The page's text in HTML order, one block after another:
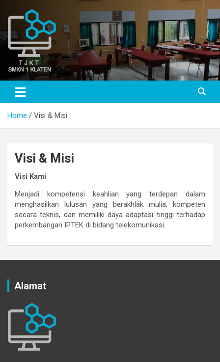
TJKT SMKN 1 KLATEN
TJKT SMKN 1 KLATEN
Home Visi & Misi
Visi & Misi
Visi Kami
Menjadi kompetensi keahlian yang terdepan dalam
menghasilkan lulusan yang berakhlak mulia, kompeten
secara teknis, dan memiliki daya adaptasi tinggi terhadap
perkembangan IPTEK di bidang telekomunikasi.
Alamat